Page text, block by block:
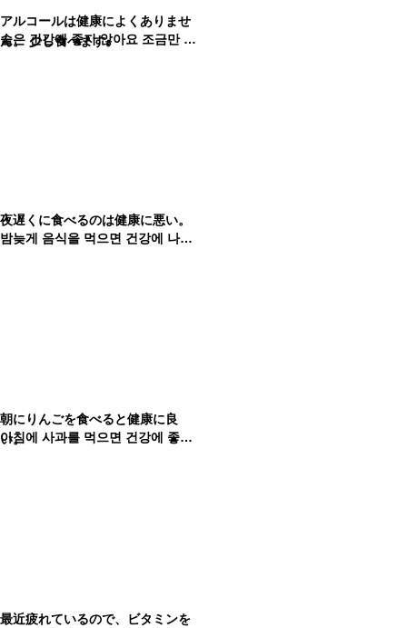
アルコールは健康によくありませ
ん。 少し食べます。
술은 건강에 좋지 않아요 조금만 먹어요.
夜遅くに食べるのは健康に悪い。
밤늦게 음식을 먹으면 건강에 나빠요.
朝にりんごを食べると健康に良
い。
아침에 사과를 먹으면 건강에 좋아요.
最近疲れているので、ビタミンを